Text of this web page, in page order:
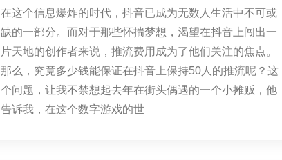
在这个信息爆炸的时代，抖音已成为无数人生活中不可或
缺的一部分。而对于那些怀揣梦想，渴望在抖音上闯出一
片天地的创作者来说，推流费用成为了他们关注的焦点。
那么，究竟多少钱能保证在抖音上保持50人的推流呢？这
个问题，让我不禁想起去年在街头偶遇的一个小摊贩，他
告诉我，在这个数字游戏的世